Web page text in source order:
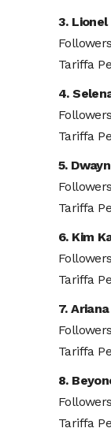
3. Lionel
Tariffa
4.
Tariffa
5.
Tariffa
6. Kim
Tariffa
7.
Tariffa
8.
Tariffa